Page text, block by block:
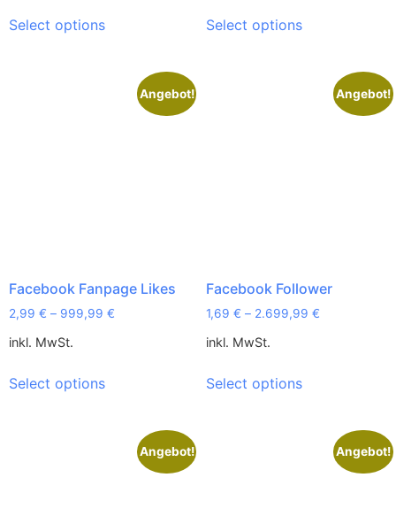
Select options Select options
Angebot!
Facebook Fanpage Likes
2,99 € – 999,99 €
inkl. MwSt.
Select options
Angebot!
Facebook Follower
1,69 € – 2.699,99 €
inkl. MwSt.
Select options
Angebot! Angebot!